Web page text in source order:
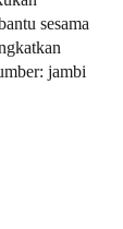
sesama
jambi